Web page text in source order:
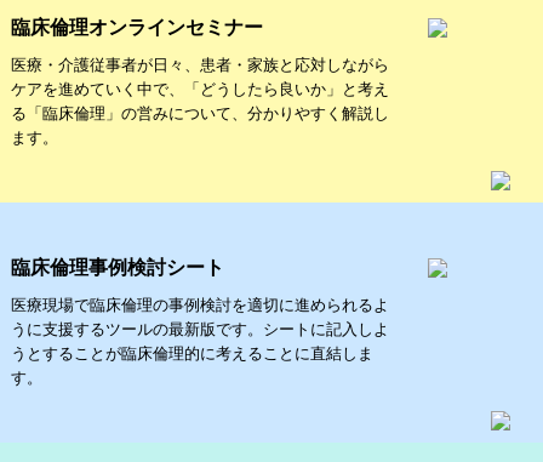
臨床倫理オンラインセミナー
医療・介護従事者が日々、患者・家族と応対しながら
ケアを進めていく中で、「どうしたら良いか」と考え
る「臨床倫理」の営みについて、分かりやすく解説し
ます。
臨床倫理事例検討シート
医療現場で臨床倫理の事例検討を適切に進められるよ
うに支援するツールの最新版です。シートに記入しよ
うとすることが臨床倫理的に考えることに直結しま
す。